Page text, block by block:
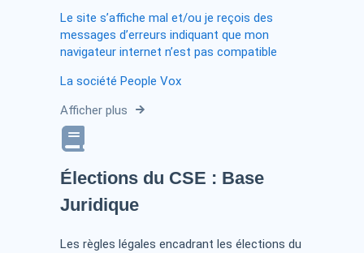
Le site s’affiche mal et/ou je reçois des
messages d’erreurs indiquant que mon
navigateur internet n’est pas compatible
La société People Vox
Afficher plus
Élections du CSE : Base
Juridique
Les règles légales encadrant les élections du